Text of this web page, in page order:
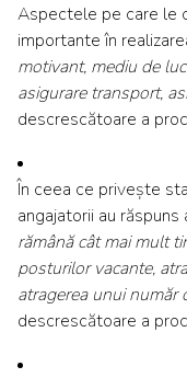
Aspectele pe care le
importante în
motivant, mediu de
asigurare transport,
descrescătoare a
În ceea ce privește
angajatorii au răspuns
rămână cât mai mult
posturilor vacante,
atragerea unui număr
descrescătoare a